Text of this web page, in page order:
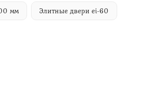
мм Элитные двери ei-60